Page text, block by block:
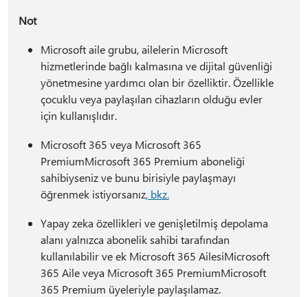
Not
Microsoft aile grubu, ailelerin Microsoft
hizmetlerinde bağlı kalmasına ve dijital güvenliği
yönetmesine yardımcı olan bir özelliktir. Özellikle
çocuklu veya paylaşılan cihazların olduğu evler
için kullanışlıdır.
Microsoft 365 veya Microsoft 365
PremiumMicrosoft 365 Premium aboneliği
sahibiyseniz ve bunu birisiyle paylaşmayı
öğrenmek istiyorsanız, bkz.
Yapay zeka özellikleri ve genişletilmiş depolama
alanı yalnızca abonelik sahibi tarafından
kullanılabilir ve ek Microsoft 365 AilesiMicrosoft
365 Aile veya Microsoft 365 PremiumMicrosoft
365 Premium üyeleriyle paylaşılamaz.